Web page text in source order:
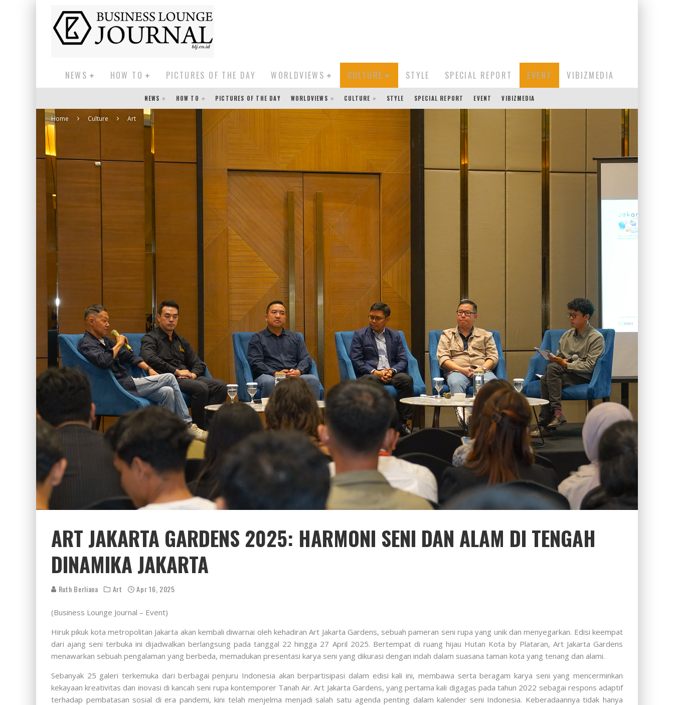
NEWS HOW TO PICTURES OF THE DAY WORLDVIEWS CULTURE STYLE SPECIAL REPORT EVENT VIBIZMEDIA
NEWS HOW TO PICTURES OF THE DAY WORLDVIEWS CULTURE STYLE SPECIAL REPORT EVENT VIBIZMEDIA
Home Culture Art
ART JAKARTA GARDENS 2025: HARMONI SENI DAN ALAM DI TENGAH
DINAMIKA JAKARTA
Ruth Berliana Art Apr 16, 2025
(Business Lounge Journal – Event)
Hiruk pikuk kota metropolitan Jakarta akan kembali diwarnai oleh kehadiran Art Jakarta Gardens, sebuah pameran seni rupa yang unik dan menyegarkan. Edisi keempat
dari ajang seni terbuka ini dijadwalkan berlangsung pada tanggal 22 hingga 27 April 2025. Bertempat di ruang hijau Hutan Kota by Plataran, Art Jakarta Gardens
menawarkan sebuah pengalaman yang berbeda, memadukan presentasi karya seni yang dikurasi dengan indah dalam suasana taman kota yang tenang dan alami.
Sebanyak 25 galeri terkemuka dari berbagai penjuru Indonesia akan berpartisipasi dalam edisi kali ini, membawa serta beragam karya seni yang mencerminkan
kekayaan kreativitas dan inovasi di kancah seni rupa kontemporer Tanah Air. Art Jakarta Gardens, yang pertama kali digagas pada tahun 2022 sebagai respons adaptif
terhadap pembatasan sosial di era pandemi, kini telah menjelma menjadi salah satu agenda penting dalam kalender seni Indonesia. Keberadaannya tidak hanya